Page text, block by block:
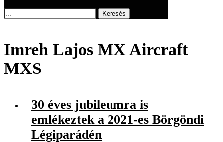
Keresés
Imreh Lajos MX Aircraft
MXS
30 éves jubileumra is
emlékeztek a 2021-es Börgöndi
Légiparádén